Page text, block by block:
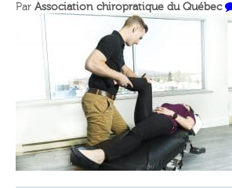
Par Association chiropratique du Québec